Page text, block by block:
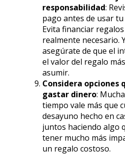
responsabilidad:
pago antes de usar
Evita financiar
realmente necesario.
asegúrate de que el
el valor del regalo
asumir.
Considera opciones
gastar dinero:
tiempo vale más que
desayuno hecho en
juntos haciendo algo
tener mucho más
un regalo costoso.